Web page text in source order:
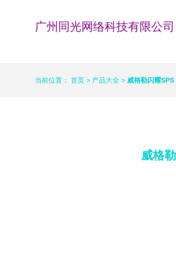
广州同光网络科技有限公司
当前位置： 首页 > 产品大全 > 威格勒闪耀
威格